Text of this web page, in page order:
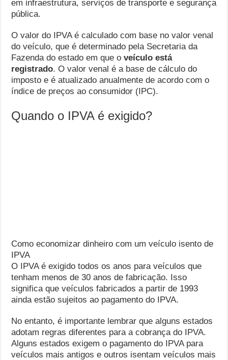
em infraestrutura, serviços de transporte e segurança
pública.
O valor do IPVA é calculado com base no valor venal
do veículo, que é determinado pela Secretaria da
Fazenda do estado em que oveículo está
registrado. O valor venal é a base de cálculo do
imposto e é atualizado anualmente de acordo com o
índice de preços ao consumidor (IPC).
Quando o IPVA é exigido?
Como economizar dinheiro com um veículo isento de
IPVA
O IPVA é exigido todos os anos para veículos que
tenham menos de 30 anos de fabricação. Isso
significa que veículos fabricados a partir de 1993
ainda estão sujeitos ao pagamento do IPVA.
No entanto, é importante lembrar que alguns estados
adotam regras diferentes para a cobrança do IPVA.
Alguns estados exigem o pagamento do IPVA para
veículos mais antigos e outros isentam veículos mais